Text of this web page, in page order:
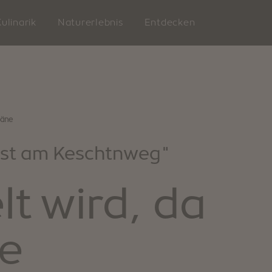
Naturerlebnis Entdecken
am Keschtnweg"
wird, da